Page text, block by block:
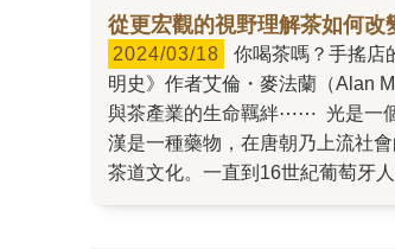
從更宏觀的視野理解茶如何改
2024/03/18
你喝茶嗎？手搖店的也算喔。這個看似再日常不過的飲料，卻深深參與著人類的歷史。它不僅是一種飲品，更是文化交織的見證者。《綠金・茶葉文
明史》作者艾倫・麥法蘭（Alan
與茶產業的生命羈絆⋯⋯ 光是一
漢是一種藥物，在唐朝乃上流社
茶道文化。一直到16世紀葡萄牙